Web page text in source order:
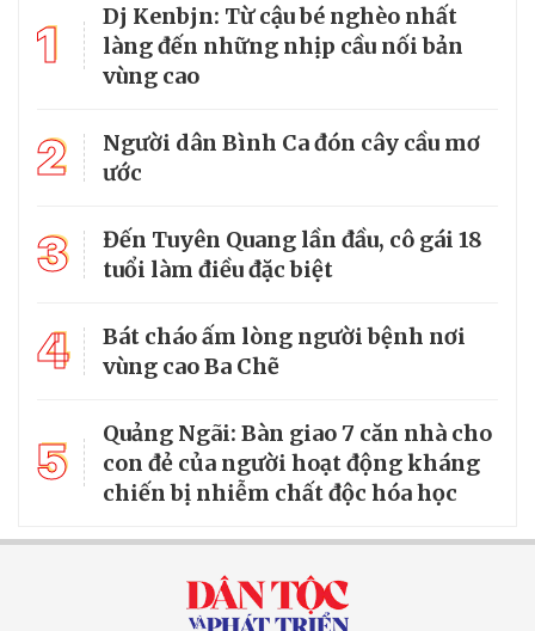
1
Dj Kenbjn: Từ cậu bé nghèo nhất
làng đến những nhịp cầu nối bản
vùng cao
2
Người dân Bình Ca đón cây cầu mơ
ước
3
Đến Tuyên Quang lần đầu, cô gái 18
tuổi làm điều đặc biệt
4
Bát cháo ấm lòng người bệnh nơi
vùng cao Ba Chẽ
5
Quảng Ngãi: Bàn giao 7 căn nhà cho
con đẻ của người hoạt động kháng
chiến bị nhiễm chất độc hóa học